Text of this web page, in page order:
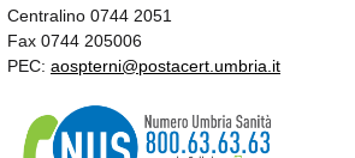
Centralino 0744 2051
Fax 0744 205006
PEC: aospterni@postacert.umbria.it